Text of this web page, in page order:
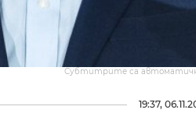
Субтитрите са
19:37,